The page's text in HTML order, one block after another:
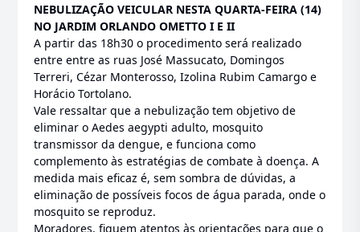
NEBULIZAÇÃO VEICULAR NESTA QUARTA-FEIRA (14)
NO JARDIM ORLANDO OMETTO I E II
A partir das 18h30 o procedimento será realizado
entre entre as ruas José Massucato, Domingos
Terreri, Cézar Monterosso, Izolina Rubim Camargo e
Horácio Tortolano.
Vale ressaltar que a nebulização tem objetivo de
eliminar o Aedes aegypti adulto, mosquito
transmissor da dengue, e funciona como
complemento às estratégias de combate à doença. A
medida mais eficaz é, sem sombra de dúvidas, a
eliminação de possíveis focos de água parada, onde o
mosquito se reproduz.
Moradores, fiquem atentos às orientações para que o